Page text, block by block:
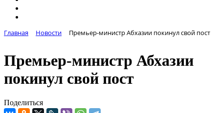
Главная Новости Премьер-министр Абхазии покинул свой пост
Премьер-министр Абхазии
покинул свой пост
Поделиться